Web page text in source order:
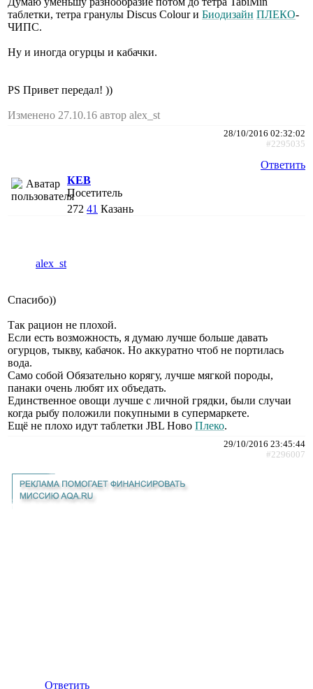
таблетки, тетра гранулы Discus Colour и Биодизайн ПЛЕКО-
ЧИПС.
Ну и иногда огурцы и кабачки.
PS Привет передал! ))
Изменено 27.10.16 автор alex_st
28/10/2016 02:32:02
#2295035
Ответить
КЕВ
Посетитель
272 41 Казань
alex_st
Спасибо))
Так рацион не плохой.
Если есть возможность, я думаю лучше больше давать
огурцов, тыкву, кабачок. Но аккуратно чтоб не портилась
вода.
Само собой Обязательно корягу, лучше мягкой породы,
панаки очень любят их объедать.
Единственное овощи лучше с личной грядки, были случаи
когда рыбу положили покупными в супермаркете.
Ещё не плохо идут таблетки JBL Ново Плеко.
29/10/2016 23:45:44
#2296007
Ответить